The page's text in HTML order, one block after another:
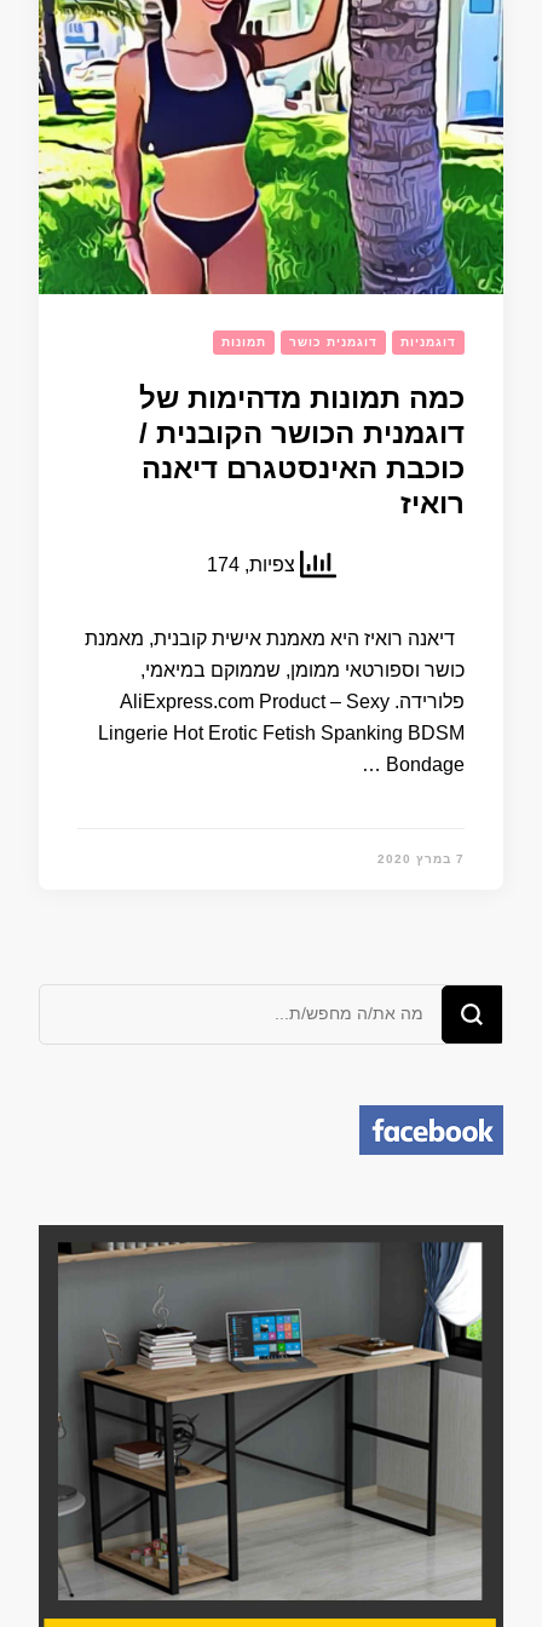
דוגמניות דוגמנית כושר תמונות
כמה תמונות מדהימות של
דוגמנית הכושר הקובנית /
כוכבת האינסטגרם דיאנה
רואיז
צפיות, 174
דיאנה רואיז היא מאמנת אישית קובנית, מאמנת
כושר וספורטאי ממומן, שממוקם במיאמי,
פלורידה. AliExpress.com Product – Sexy
Lingerie Hot Erotic Fetish Spanking BDSM
Bondage …
7 במרץ 2020
מחפש/ת
משהו?